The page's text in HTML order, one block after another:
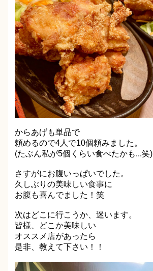
からあげも単品で
頼めるので4人で10個頼みました。
(たぶん私が5個くらい食べたかも...笑)
さすがにお腹いっぱいでした。
久しぶりの美味しい食事に
お腹も喜んでました！笑
次はどこに行こうか、迷います。
皆様、どこか美味しい
オススメ店があったら
是非、教えて下さい！！